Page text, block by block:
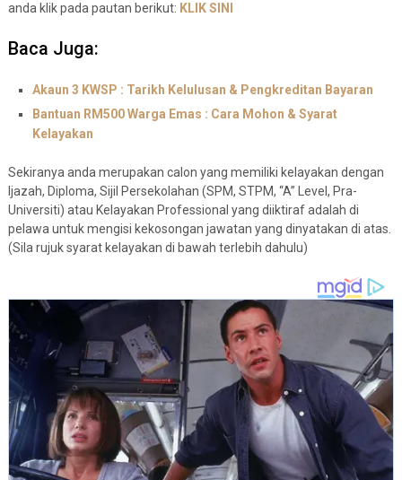
anda klik pada pautan berikut: KLIK SINI
Baca Juga:
Akaun 3 KWSP : Tarikh Kelulusan & Pengkreditan Bayaran
Bantuan RM500 Warga Emas : Cara Mohon & Syarat
Kelayakan
Sekiranya anda merupakan calon yang memiliki kelayakan dengan
Ijazah, Diploma, Sijil Persekolahan (SPM, STPM, “A” Level, Pra-
Universiti) atau Kelayakan Professional yang diiktiraf adalah di
pelawa untuk mengisi kekosongan jawatan yang dinyatakan di atas.
(Sila rujuk syarat kelayakan di bawah terlebih dahulu)